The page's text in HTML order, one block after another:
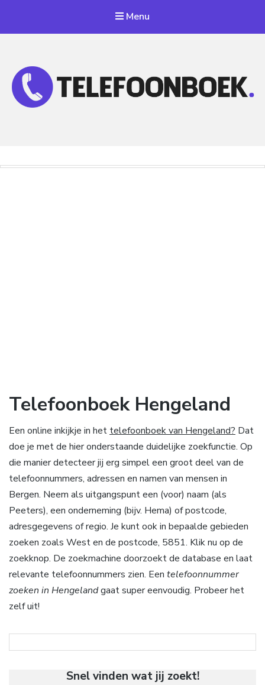
Menu
Telefoonboek Hengeland
Een online inkijkje in het telefoonboek van Hengeland? Dat
doe je met de hier onderstaande duidelijke zoekfunctie. Op
die manier detecteer jij erg simpel een groot deel van de
telefoonnummers, adressen en namen van mensen in
Bergen. Neem als uitgangspunt een (voor) naam (als
Peeters), een onderneming (bijv. Hema) of postcode,
adresgegevens of regio. Je kunt ook in bepaalde gebieden
zoeken zoals West en de postcode, 5851. Klik nu op de
zoekknop. De zoekmachine doorzoekt de database en laat
relevante telefoonnummers zien. Een telefoonnummer
zoeken in Hengelandgaat super eenvoudig. Probeer het
zelf uit!
Snel vinden wat jij zoekt!